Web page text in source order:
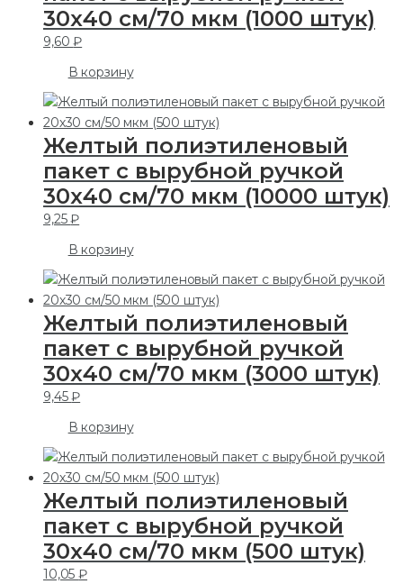
30х40 см/70 мкм (1000 штук)
9,60₽
В корзину
Желтый полиэтиленовый
пакет с вырубной ручкой
30х40 см/70 мкм (10000 штук)
9,25₽
В корзину
Желтый полиэтиленовый
пакет с вырубной ручкой
30х40 см/70 мкм (3000 штук)
9,45₽
В корзину
Желтый полиэтиленовый
пакет с вырубной ручкой
30х40 см/70 мкм (500 штук)
10,05₽